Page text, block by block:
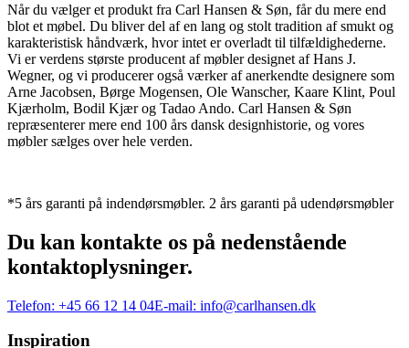
Når du vælger et produkt fra Carl Hansen & Søn, får du mere end
blot et møbel. Du bliver del af en lang og stolt tradition af smukt og
karakteristisk håndværk, hvor intet er overladt til tilfældighederne.
Vi er verdens største producent af møbler designet af Hans J.
Wegner, og vi producerer også værker af anerkendte designere som
Arne Jacobsen, Børge Mogensen, Ole Wanscher, Kaare Klint, Poul
Kjærholm, Bodil Kjær og Tadao Ando. Carl Hansen & Søn
repræsenterer mere end 100 års dansk designhistorie, og vores
møbler sælges over hele verden.
*5 års garanti på indendørsmøbler. 2 års garanti på udendørsmøbler
Du kan kontakte os på nedenstående
kontaktoplysninger.
Telefon: +45 66 12 14 04E-mail: info@carlhansen.dk
Inspiration